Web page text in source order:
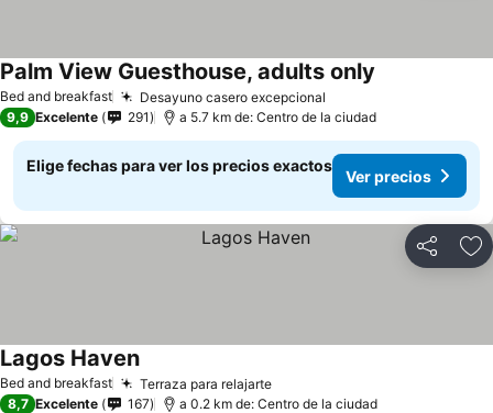
Bed and breakfast Desayuno casero excepcional
Palm View Guesthouse, adults only
9,9 Excelente 291 a 5.7 km de: Centro de la ciudad
Elige fechas para ver los precios exactos
Ver precios
Compartir
Bed and breakfast Terraza para relajarteVer precios
Lagos HavenVer precios
8,7 Excelente 167 a 0.2 km de: Centro de la ciudad